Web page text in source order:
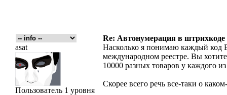
Re: Автонумерация в штрихкоде
asat
Пользователь 1 уровня
Насколько я понимаю каждый код
международном реестре. Вы
10000 разных товаров у каждого
Скорее всего речь все-таки о